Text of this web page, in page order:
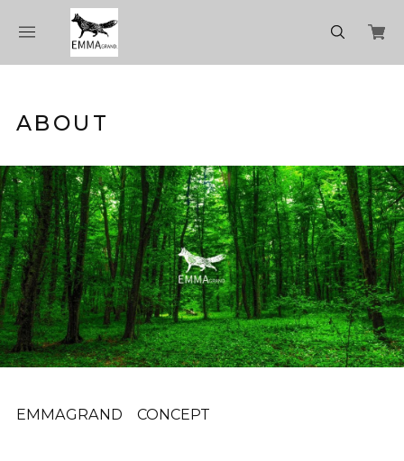
ABOUT
EMMAGRAND CONCEPT